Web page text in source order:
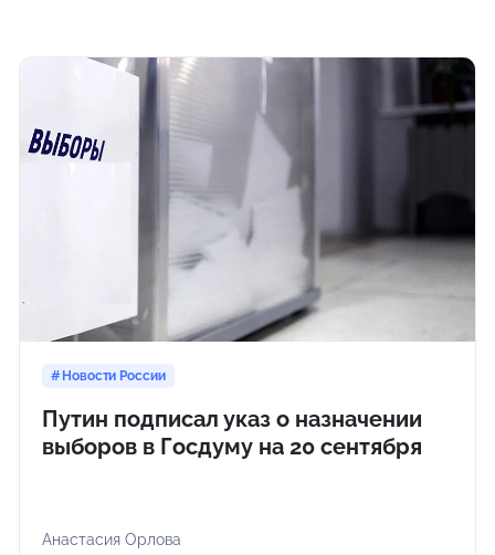
Новости России
Путин подписал указ о назначении
выборов в Госдуму на 20 сентября
Анастасия Орлова